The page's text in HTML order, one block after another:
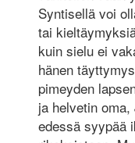
Syntisellä voi
tai
kuin sielu ei
hänen
pimeyden
ja helvetin
edessä syypää